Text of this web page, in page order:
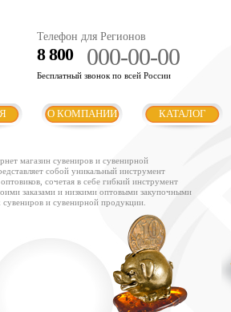
Телефон для Регионов
8 800 000-00-00
Бесплатный звонок по всей России
О КОМПАНИИ КАТАЛОГ
магазин сувениров и сувенирной
собой уникальный инструмент
сочетая в себе гибкий инструмент
заказами и низкими оптовыми закупочными
и сувенирной продукции.